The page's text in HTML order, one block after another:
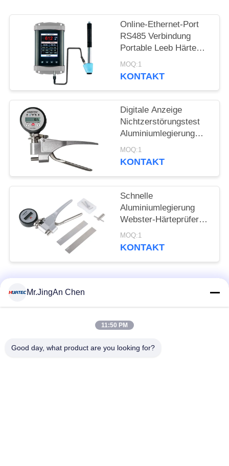
PRIVACY
POLICY
Online-Ethernet-Port
RS485 Verbindung
Portable Leeb Härte
Tester für Echtzeit-
Härteprüfung
MOQ:1
KONTAKT
Digitale Anzeige
Nichtzerstörungstest
Aluminiumlegierung
Webster Härte Tester
MOQ:1
KONTAKT
Schnelle
Aluminiumlegierung
Webster-Härteprüfer
Nichtzerstörungsprüfung
MOQ:1
KONTAKT
Beliebte Kategorien Alle
Ultraschall-
Mr.JingAn Chen
11:50 PM
Good day, what product are you looking for?